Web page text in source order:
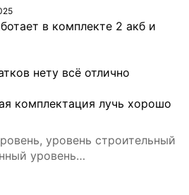
в комплекте 2 акб и
нету всё отлично
комплектация лучь хорошо
уровень строительный
уровень
нивелир лазерный 4d 16